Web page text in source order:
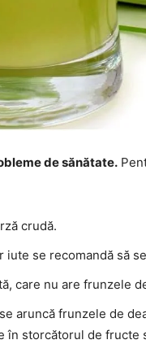
de sănătate.
crudă.
iute se recomandă să
care nu are frunzele
aruncă frunzele de
în storcătorul de fructe